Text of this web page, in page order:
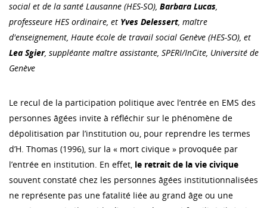
social et de la santé Lausanne (HES-SO), Barbara Lucas,
professeure HES ordinaire, et Yves Delessert, maître
d'enseignement, Haute école de travail social Genève (HES-SO), et
Lea Sgier, suppléante maître assistante, SPERI/InCite, Université de
Genève
Le recul de la participation politique avec l’entrée en EMS des
personnes âgées invite à réfléchir sur le phénomène de
dépolitisation par l’institution ou, pour reprendre les termes
d’H. Thomas (1996), sur la « mort civique » provoquée par
l’entrée en institution. En effet, le retrait de la vie civique
souvent constaté chez les personnes âgées institutionnalisées
ne représente pas une fatalité liée au grand âge ou une